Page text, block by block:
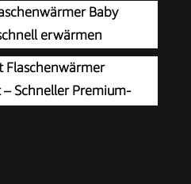
1 StückBaby
erwärmen
Flaschenwärmer
– Schneller Premium-
Auftaufunktion,